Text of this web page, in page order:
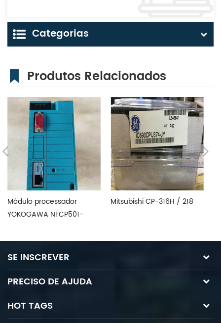
Categorias
Produtos Relacionados
Módulo processador
YOKOGAWA NFCP501-
entrega rápida
Mitsubishi CP-316H / 218
SE INSCREVER
PRECISO DE AJUDA
HOT TAGS